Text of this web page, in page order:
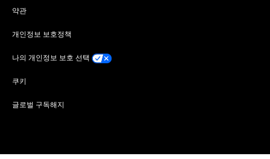
약관
개인정보 보호정책
나의 개인정보 보호 선택
쿠키
글로벌 구독해지